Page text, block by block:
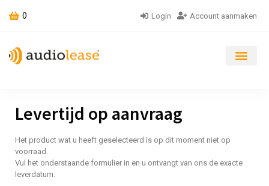
0 Login Account aanmaken
Levertijd op aanvraag
Het product wat u heeft geselecteerd is op dit moment niet op
voorraad.
Vul het onderstaande formulier in en u ontvangt van ons de exacte
leverdatum.